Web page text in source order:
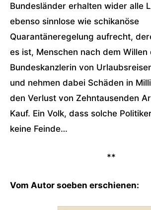
Bundesländer erhalten wider alle
ebenso sinnlose wie schikanöse
Quarantäneregelung aufrecht,
es ist, Menschen nach dem Willen
Bundeskanzlerin von
und nehmen dabei Schäden in
den Verlust von Zehntausenden
Kauf. Ein Volk, dass solche
keine Feinde…
**
Vom Autor soeben erschienen: